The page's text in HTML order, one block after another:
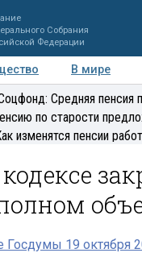
Собрания
Федерации
В мире
Регионы
Средняя пенсия
по старости
изменятся пенсии
Госдумы 19 октября